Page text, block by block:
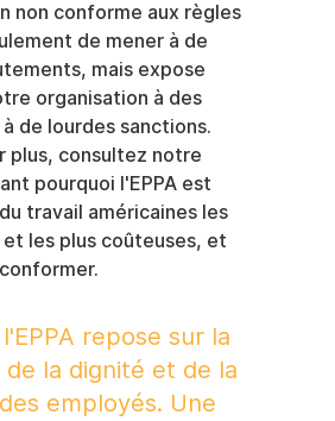
non conforme aux règles
de mener à de
mais expose
organisation à des
de lourdes sanctions.
plus, consultez notre
pourquoi l'EPPA est
travail américaines les
les plus coûteuses, et
repose sur la
la dignité et de la
employés. Une